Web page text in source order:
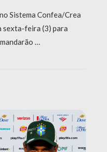
Sistema Confea/Crea
sexta-feira (3) para
…